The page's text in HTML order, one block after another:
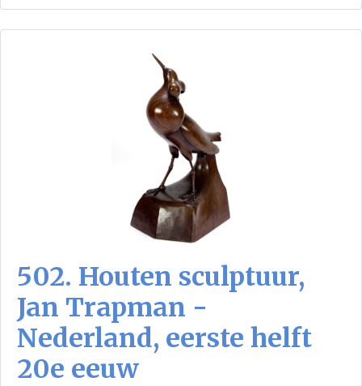
502. Houten sculptuur,
Jan Trapman -
Nederland, eerste helft
20e eeuw